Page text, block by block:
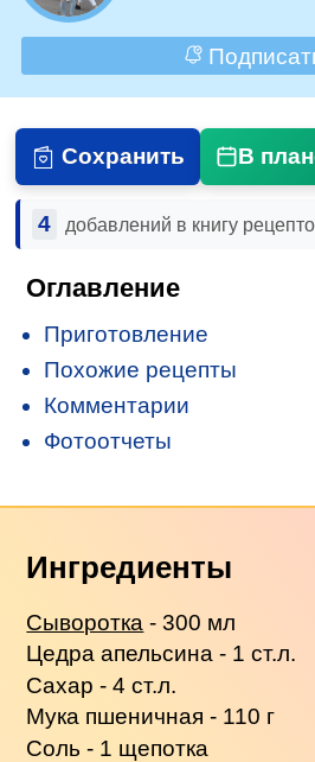
Сохранить В
4 добавлений в книгу
Оглавление
Приготовление
Похожие рецепты
Комментарии
Фотоотчеты
Ингредиенты
Сыворотка - 300 мл
Цедра апельсина - 1 ст.л.
Сахар - 4 ст.л.
Мука пшеничная - 110 г
Соль - 1 щепотка